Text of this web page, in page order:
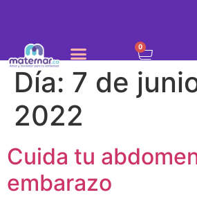
0
Día: 7 de
2022
Cuida tu
embarazo